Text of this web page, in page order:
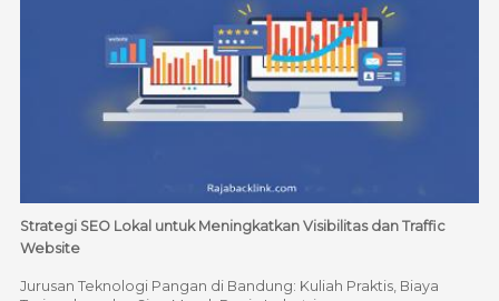
Strategi SEO Lokal untuk Meningkatkan Visibilitas dan Traffic
Website
Jurusan Teknologi Pangan di Bandung: Kuliah Praktis, Biaya